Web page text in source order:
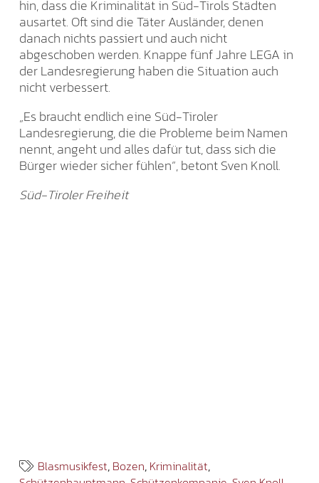
hin, dass die Kriminalität in Süd-Tirols Städten
ausartet. Oft sind die Täter Ausländer, denen
danach nichts passiert und auch nicht
abgeschoben werden. Knappe fünf Jahre LEGA in
der Landesregierung haben die Situation auch
nicht verbessert.
„Es braucht endlich eine Süd-Tiroler
Landesregierung, die die Probleme beim Namen
nennt, angeht und alles dafür tut, dass sich die
Bürger wieder sicher fühlen“, betont Sven Knoll.
Süd-Tiroler Freiheit
Blasmusikfest, Bozen, Kriminalität,